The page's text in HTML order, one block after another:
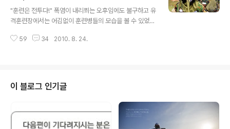
오갈 수 있었다. 또한 군복을 입고 민간인들과의 접촉을 최
소화할 수 있었기에 더할 나위 없이 좋았다. "복장 제대로
갖춥니다!" 언제나 예비군의 복장은 자유롭기 그지없다. 상
의단추는 물론이고 전투화끈마저도 풀고 걸어주는 센스,
"훈련은 전투다!" 폭염이 내리쬐는 오후임에도 불구하고 유
격훈련장에서는 어김없이 훈련병들의 모습을 볼 수 있었
을 받고, 현역자원들은 유격훈련을 받지 않았다. 하지만 다
형! 진심 빡세요!" 대한민국 최고의 훈련소인 육군훈련소는
체계화된 신병양성의 핵심부대로서 전국에서 가장 큰 교육
기관이다. 연간 12만 여명의 군인을 배출하고 투철한 국가
관, 안보관, 군인정신을 배양하고 있다. "한시도 방심하지
마라!" 교육훈련 또한 전군에서 가장 우수한 교관, 조교들
59 34 2010. 8. 24.
이 블로그 인기글